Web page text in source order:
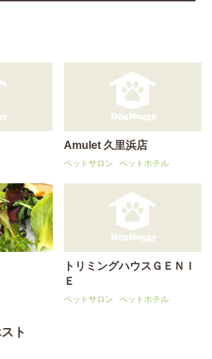
Amulet 久里浜店
ペットサロン ペットホテル
トリミングハウスＧＥＮＩ
Ｅ
ペットサロン ペットホテル
ト